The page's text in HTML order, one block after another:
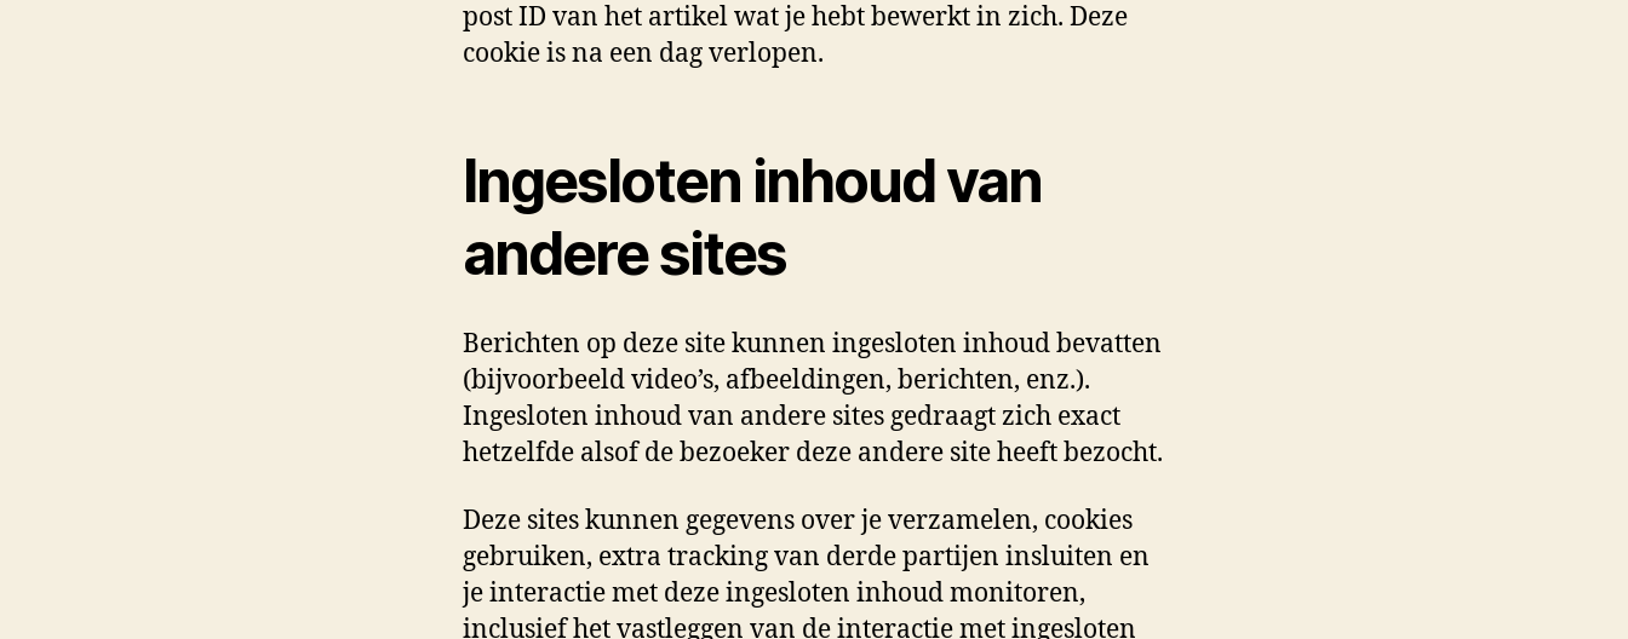
post ID van het artikel wat je hebt bewerkt in zich. Deze
cookie is na een dag verlopen.
Ingesloten inhoud van
andere sites
Berichten op deze site kunnen ingesloten inhoud bevatten
(bijvoorbeeld video’s, afbeeldingen, berichten, enz.).
Ingesloten inhoud van andere sites gedraagt zich exact
hetzelfde alsof de bezoeker deze andere site heeft bezocht.
Deze sites kunnen gegevens over je verzamelen, cookies
gebruiken, extra tracking van derde partijen insluiten en
je interactie met deze ingesloten inhoud monitoren,
inclusief het vastleggen van de interactie met ingesloten